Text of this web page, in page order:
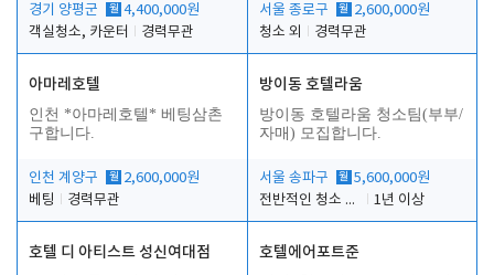
경기 양평군 월 4,400,000원
객실청소, 카운터
경력무관
서울 종로구 월 2,600,000원
청소 외
경력무관
아마레호텔
인천 *아마레호텔* 베팅삼촌
구합니다.
인천 계양구 월 2,600,000원
베팅
경력무관
방이동 호텔라움
방이동 호텔라움 청소팀(부부/
자매) 모집합니다.
서울 송파구 월 5,600,000원
전반적인 청소 업무(객실청소.객실정리)
1년 이상
호텔 디 아티스트 성신여대점 호텔에어포트준